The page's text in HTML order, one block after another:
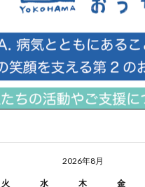
2026年8月
火 水 木 金